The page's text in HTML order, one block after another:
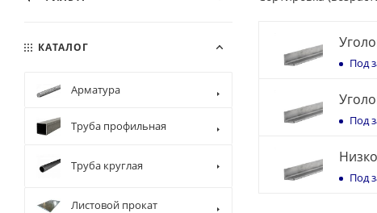
Под
Под
Под
КАТАЛОГ
Арматура
Труба профильная
Труба круглая
Листовой прокат